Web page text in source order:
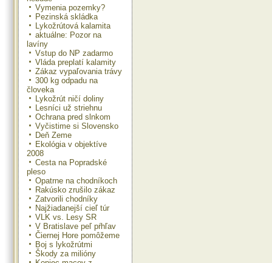
Vymenia pozemky?
Pezinská skládka
Lykožrútová kalamita
aktuálne: Pozor na
lavíny
Vstup do NP zadarmo
Vláda preplatí kalamity
Zákaz vypaľovania trávy
300 kg odpadu na
človeka
Lykožrút ničí doliny
Lesníci už striehnu
Ochrana pred slnkom
Vyčistime si Slovensko
Deň Zeme
Ekológia v objektíve
2008
Cesta na Popradské
pleso
Opatrne na chodníkoch
Rakúsko zrušilo zákaz
Zatvorili chodníky
Najžiadanejší cieľ túr
VLK vs. Lesy SR
V Bratislave peľ pŕhľav
Čiernej Hore pomôžeme
Boj s lykožrútmi
Škody za milióny